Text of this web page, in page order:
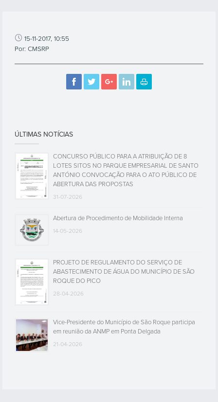
15-11-2017, 10:55
Por: CMSRP
ÚLTIMAS NOTÍCIAS
CONCURSO PÚBLICO PARA A ATRIBUIÇÃO DE 8
LOTES SITOS NO PARQUE EMPRESARIAL DE SANTO
ANTÓNIO CONVOCAÇÃO PARA O ATO PÚBLICO DE
ABERTURA DAS PROPOSTAS
31-07-2026
Abertura de Procedimento de Mobilidade Interna
14-05-2026
PROJETO DE REGULAMENTO DO SERVIÇO DE
ABASTECIMENTO DE ÁGUA DO MUNICÍPIO DE SÃO
ROQUE DO PICO
28-04-2026
Vice-Presidente do Município de São Roque participa
em reunião da ANMP em Ponta Delgada
21-04-2026